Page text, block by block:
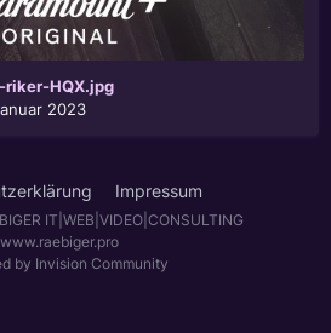
HQX.jpg
2023
Impressum
IT|WEB|VIDEO|CONSULTING
www.raebiger.pro
by Invision Community